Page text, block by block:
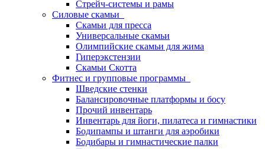
Стрейч-системы и рамы
Силовые скамьи
Скамьи для пресса
Универсальные скамьи
Олимпийские скамьи для жима
Гиперэкстензии
Скамьи Скотта
Фитнес и групповые программы
Шведские стенки
Балансировочные платформы и босу
Прочий инвентарь
Инвентарь для йоги, пилатеса и гимнастики
Бодипампы и штанги для аэробики
Бодибары и гимнастические палки